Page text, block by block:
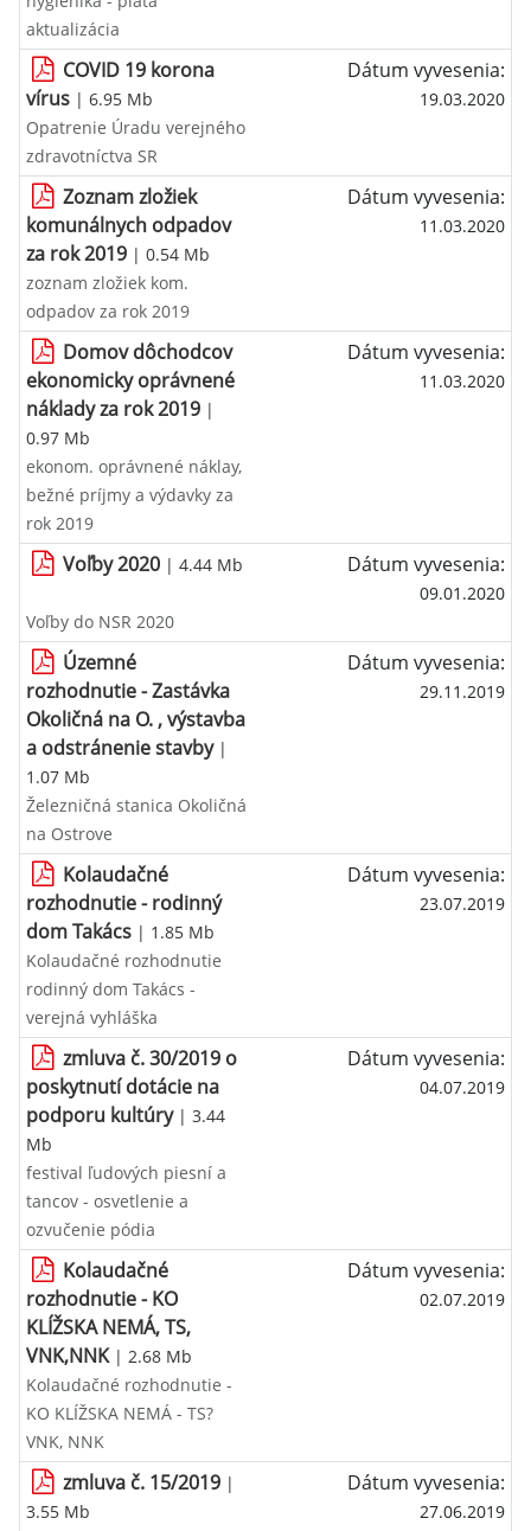
aktualizácia
COVID 19 korona
vírus | 6.95 Mb
Dátum vyvesenia:
19.03.2020
Opatrenie Úradu verejného
zdravotníctva SR
Zoznam zložiek
komunálnych odpadov
za rok 2019 | 0.54 Mb
Dátum vyvesenia:
11.03.2020
zoznam zložiek kom.
odpadov za rok 2019
Domov dôchodcov
ekonomicky oprávnené
náklady za rok 2019 |
0.97 Mb
Dátum vyvesenia:
11.03.2020
ekonom. oprávnené náklay,
bežné príjmy a výdavky za
rok 2019
Voľby 2020 | 4.44 Mb Dátum vyvesenia:
09.01.2020
Voľby do NSR 2020
Územné
rozhodnutie - Zastávka
Okoličná na O. , výstavba
a odstránenie stavby|
1.07 Mb
Dátum vyvesenia:
29.11.2019
Železničná stanica Okoličná
na Ostrove
Kolaudačné
rozhodnutie - rodinný
dom Takács | 1.85 Mb
Dátum vyvesenia:
23.07.2019
Kolaudačné rozhodnutie
rodinný dom Takács -
verejná vyhláška
zmluva č. 30/2019 o
poskytnutí dotácie na
podporu kultúry| 3.44
Mb
Dátum vyvesenia:
04.07.2019
festival ľudových piesní a
tancov - osvetlenie a
ozvučenie pódia
Kolaudačné
rozhodnutie - KO
KLÍŽSKA NEMÁ, TS,
VNK,NNK| 2.68 Mb
Dátum vyvesenia:
02.07.2019
Kolaudačné rozhodnutie -
KO KLÍŽSKA NEMÁ - TS?
VNK, NNK
zmluva č. 15/2019 |
3.55 Mb
Dátum vyvesenia:
27.06.2019